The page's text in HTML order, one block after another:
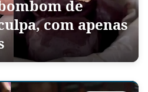
de
com apenas